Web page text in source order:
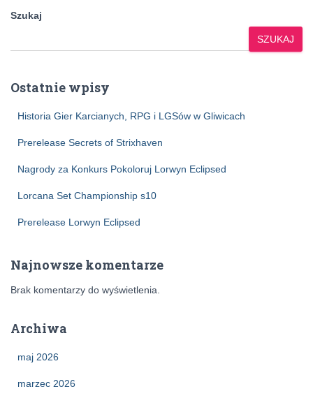
Szukaj
SZUKAJ
Ostatnie wpisy
Historia Gier Karcianych, RPG i LGSów w Gliwicach
Prerelease Secrets of Strixhaven
Nagrody za Konkurs Pokoloruj Lorwyn Eclipsed
Lorcana Set Championship s10
Prerelease Lorwyn Eclipsed
Najnowsze komentarze
Brak komentarzy do wyświetlenia.
Archiwa
maj 2026
marzec 2026